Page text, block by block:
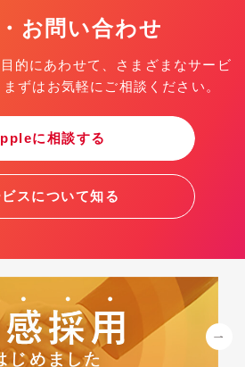
お問い合わせ
的にあわせて、さまざまなサービ
ずはお気軽にご相談ください。
に相談する
スについて知る